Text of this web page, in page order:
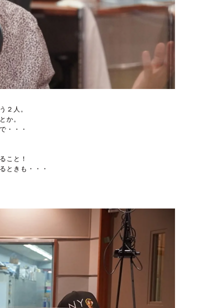
２人。
か。
・・・
こと！
ときも・・・